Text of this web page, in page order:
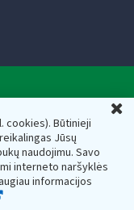
cookies). Būtinieji
Jūsų
naudojimu. Savo
interneto naršyklės
informacijos
el.paštas:
prie Lietuvos
Juridinių